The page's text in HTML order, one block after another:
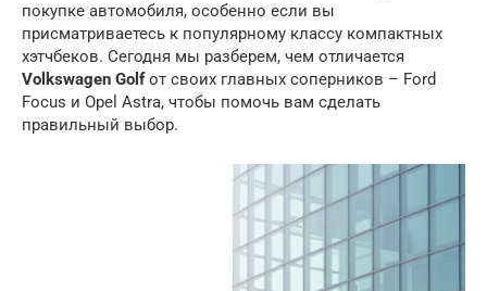
покупке автомобиля, особенно если вы
присматриваетесь к популярному классу компактных
хэтчбеков. Сегодня мы разберем, чем отличается
Volkswagen Golfот своих главных соперников – Ford
Focus и Opel Astra, чтобы помочь вам сделать
правильный выбор.